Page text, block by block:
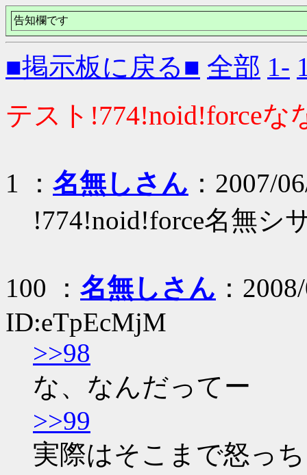
告知欄です
■掲示板に戻る■ 全部 1-
テスト!774!noid!forceな
1 ： 名無しさん ：2007/
!774!noid!force名無シ
100 ： 名無しさん ：
ID:eTpEcMjM
>>98
な、なんだってー
>>99
実際はそこまで怒っ